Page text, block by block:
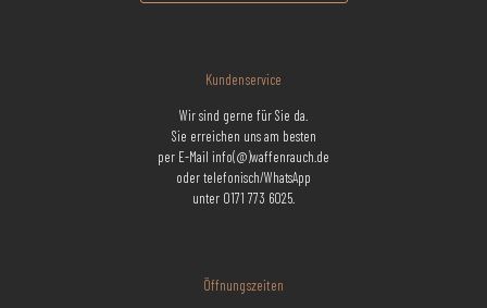
Kundenservice
Wir sind gerne für Sie da.
Sie erreichen uns am besten
per E-Mail info(@)waffenrauch.de
oder telefonisch/WhatsApp
unter 0171 773 6025.
Öffnungszeiten